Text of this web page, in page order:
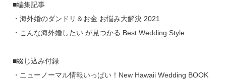
■編集記事
・海外婚のダンドリ＆お金 お悩み大解決 2021
・こんな海外婚したい が見つかる Best Wedding Style
■綴じ込み付録
・ニューノーマル情報いっぱい！New Hawaii Wedding BOOK